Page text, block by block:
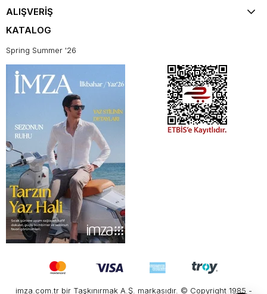
ALIŞVERİŞ
KATALOG
Spring Summer '26
imza.com.tr bir Taşkınırmak A.Ş. markasıdır. © Copyright 1985 -